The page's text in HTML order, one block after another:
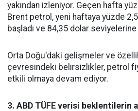
yakından izleniyor. Geçen hafta
Brent petrol, yeni haftaya yüzde
başladı ve 84,35 dolar
Orta Doğu'daki gelişmeler ve
çevresindeki belirsizlikler, petrol
etkili olmaya devam ediyor.
3. ABD TÜFE verisi beklentilerin